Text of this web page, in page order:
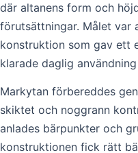
där altanens form och
förutsättningar. Målet var
konstruktion som gav ett
klarade daglig
Markytan förbereddes
skiktet och noggrann
anlades bärpunkter och
konstruktionen fick rätt